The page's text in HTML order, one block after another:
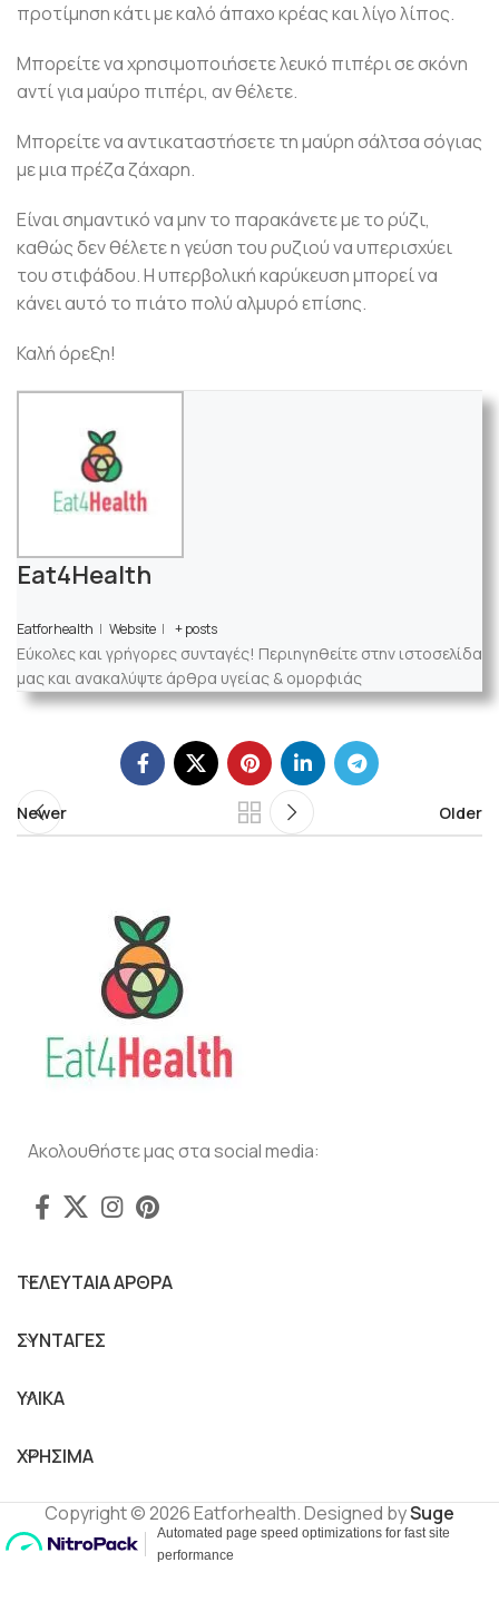
προτίμηση κάτι με καλό άπαχο κρέας και λίγο λίπος.
Μπορείτε να χρησιμοποιήσετε λευκό πιπέρι σε σκόνη
αντί για μαύρο πιπέρι, αν θέλετε.
Μπορείτε να αντικαταστήσετε τη μαύρη σάλτσα σόγιας
με μια πρέζα ζάχαρη.
Είναι σημαντικό να μην το παρακάνετε με το ρύζι,
καθώς δεν θέλετε η γεύση του ρυζιού να υπερισχύει
του στιφάδου. Η υπερβολική καρύκευση μπορεί να
κάνει αυτό το πιάτο πολύ αλμυρό επίσης.
Καλή όρεξη!
Eat4Health
Eatforhealth | Website | + posts
Εύκολες και γρήγορες συνταγές! Περιηγηθείτε στην ιστοσελίδα
μας και ανακαλύψτε άρθρα υγείας & ομορφιάς
Newer Older
Ακολουθήστε μας στα social media:
ΤΕΛΕΥΤΑΙΑ ΑΡΘΡΑ
ΣΥΝΤΑΓΕΣ
ΥΛΙΚΑ
ΧΡΗΣΙΜΑ
Copyright © 2026 Eatforhealth. Designed bySuge